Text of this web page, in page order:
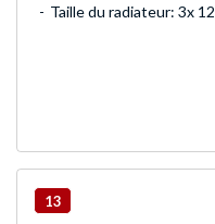
Taille du radiateur: 3x
13